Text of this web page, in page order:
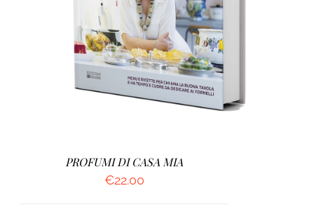
AGGIUNGI AL CARRELLO / DETTAGLI
PROFUMI DI CASA MIA
€22.00